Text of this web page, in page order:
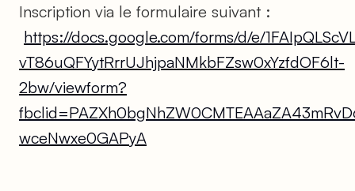
Inscription via le formulaire suivant :
https://docs.google.com/forms/d/e/
vT86uQFYytRrrUJhjpaNMkbFZsw0xYzfdOF6lt-
2bw/viewform?
wceNwxe0GAPyA